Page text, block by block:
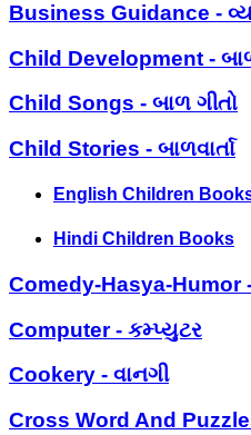
Business Guidance -
Child Development -
Child Songs - બાળ ગીતો
Child Stories - બાળવાર્તા
English Children
Hindi Children Books
Comedy-Hasya-Humor
Computer - કમ્પ્યુટર
Cookery - વાનગી
Cross Word And